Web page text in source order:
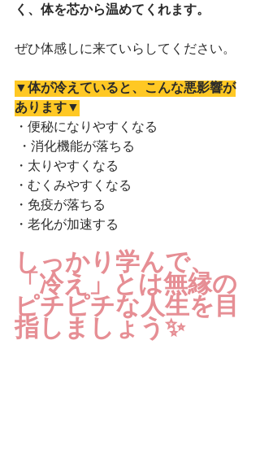
く、体を芯から温めてくれます。
ぜひ体感しに来ていらしてください。
▼体が冷えていると、こんな悪影響が
あります▼
・便秘になりやすくなる
・消化機能が落ちる
・太りやすくなる
・むくみやすくなる
・免疫が落ちる
・老化が加速する
しっかり学んで、
「冷え」とは無縁の
ピチピチな人生を目
指しましょう✨